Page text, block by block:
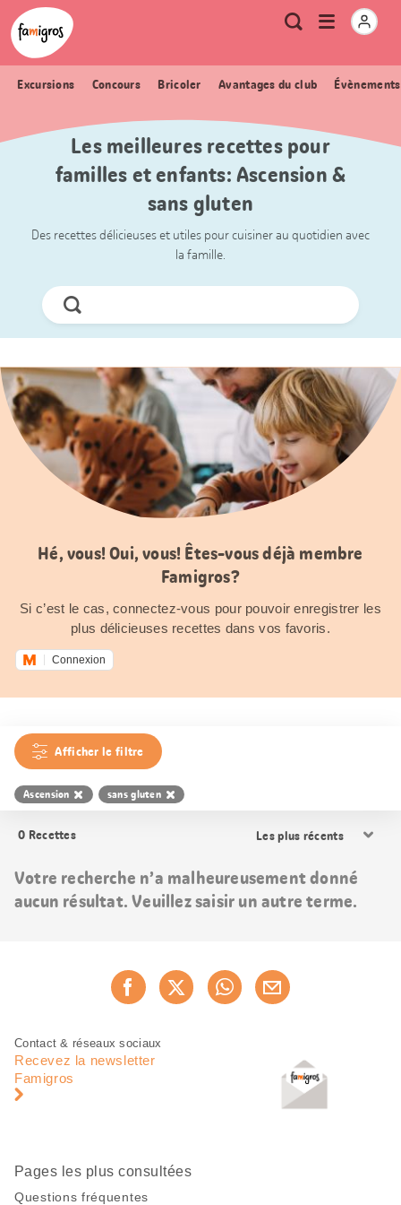
Signets
de
navigation
Header
Logo Métanavigation
RechercheOuvrir
Excursions Concours Bricoler Avantages du club
Les meilleures recettes pour
familles et enfants: Ascension &
sans gluten
Des recettes délicieuses et utiles pour cuisiner au quotidien avec
la famille.
Chercher
Hé, vous! Oui, vous! Êtes-vous déjà membre
Famigros?
Si c’est le cas, connectez-vous pour pouvoir enregistrer les
plus délicieuses recettes dans vos favoris.
Connexion
Afficher le filtre
Ascension sans gluten
0 Recettes
les
Votre recherche n’a malheureusement donné
aucun résultat. Veuillez saisir un autre terme.
Recommander maintenant
Pied
page
Navigation
pied
Contact & réseaux sociaux
Recevez la newsletter
Famigros
Pages les plus consultées
Questions fréquentes